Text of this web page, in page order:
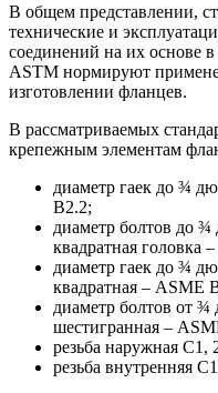
В общем представлении,
технические и
соединений на их основе
ASTM нормируют
изготовлении фланцев.
В рассматриваемых
крепежным элементам
диаметр гаек до ¾
B2.2;
диаметр болтов до
квадратная головка
диаметр гаек до ¾
квадратная – ASME
диаметр болтов от ¾
шестигранная –
резьба наружная C1,
резьба внутренняя